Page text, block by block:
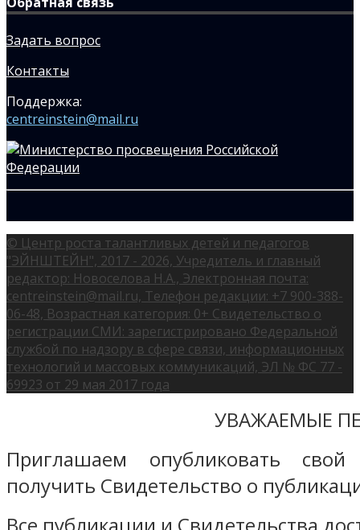
Задать вопрос
Контакты
Поддержка:
centreinstein@mail.ru
© Центр роста талантливых детей и педагогов
"ЭЙНШТЕЙН", 2017 - 2026, Учредитель и главный
редактор: Новоселова Н.А., Электронная почта:
centreinstein@mail.ru, Телефон редакции: +7 900-388-
06-48, Возрастная категория: 0+ Свидетельство о
регистрации СМИ: зарегистрировано Федеральной
службой по надзору в сфере связи, информационных
технологий и массовых коммуникаций, ЭЛ № ФС 77 -
69923 от 29 мая 2017 года
УВАЖАЕМЫЕ
Приглашаем опубликовать
получить Свидетельство о
Все публикации и Свидетельства